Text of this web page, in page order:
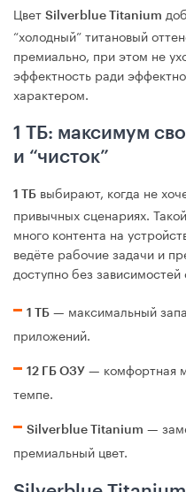
Цвет Silverblue Titanium
“холодный” титановый
премиально, при этом не
эффектность ради
характером.
1 ТБ: максимум
и “чисток”
1 ТБ выбирают, когда не
привычных сценариях.
много контента на
ведёте рабочие задачи и
доступно без
1 ТБ — максимальный
приложений.
12 ГБ ОЗУ — комфортная
темпе.
Silverblue Titanium —
премиальный цвет.